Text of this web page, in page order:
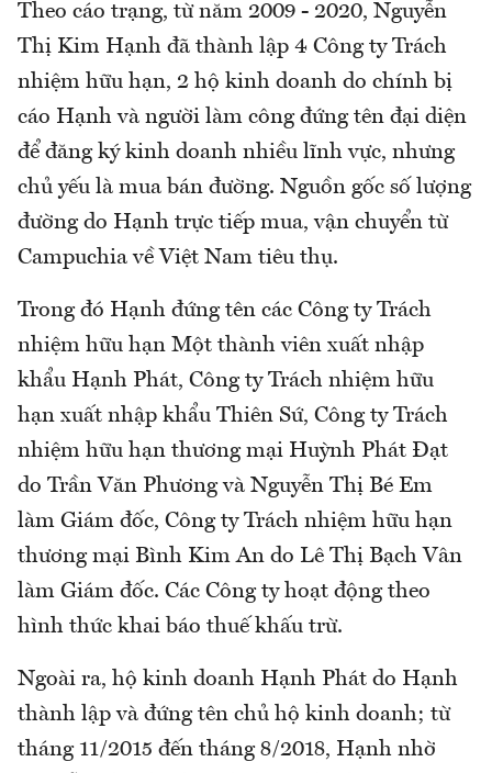
Theo cáo trạng, từ năm 2009 - 2020, Nguyễn
Thị Kim Hạnh đã thành lập 4 Công ty Trách
nhiệm hữu hạn, 2 hộ kinh doanh do chính bị
cáo Hạnh và người làm công đứng tên đại diện
để đăng ký kinh doanh nhiều lĩnh vực, nhưng
chủ yếu là mua bán đường. Nguồn gốc số lượng
đường do Hạnh trực tiếp mua, vận chuyển từ
Campuchia về Việt Nam tiêu thụ.
Trong đó Hạnh đứng tên các Công ty Trách
nhiệm hữu hạn Một thành viên xuất nhập
khẩu Hạnh Phát, Công ty Trách nhiệm hữu
hạn xuất nhập khẩu Thiên Sứ, Công ty Trách
nhiệm hữu hạn thương mại Huỳnh Phát Đạt
do Trần Văn Phương và Nguyễn Thị Bé Em
làm Giám đốc, Công ty Trách nhiệm hữu hạn
thương mại Bình Kim An do Lê Thị Bạch Vân
làm Giám đốc. Các Công ty hoạt động theo
hình thức khai báo thuế khấu trừ.
Ngoài ra, hộ kinh doanh Hạnh Phát do Hạnh
thành lập và đứng tên chủ hộ kinh doanh; từ
tháng 11/2015 đến tháng 8/2018, Hạnh nhờ